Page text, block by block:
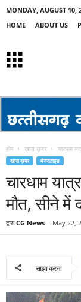
MONDAY, AUGUST 10,
HOME
ABOUT US
होम खास ख़बर चारधाम
खास ख़बर मेनस्लाइड
चारधाम
मौत, सीने में
द्वारा CG News - May 22,
साझा करना